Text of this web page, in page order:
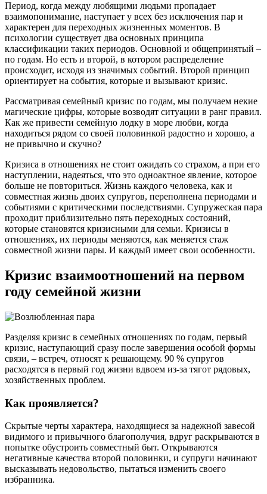
Период, когда между любящими людьми пропадает
взаимопонимание, наступает у всех без исключения пар и
характерен для переходных жизненных моментов. В
психологии существует два основных принципа
классификации таких периодов. Основной и общепринятый –
по годам. Но есть и второй, в котором распределение
происходит, исходя из значимых событий. Второй принцип
ориентирует на события, которые и вызывают кризис.
Рассматривая семейный кризис по годам, мы получаем некие
магические цифры, которые возводят ситуации в ранг правил.
Как же привести семейную лодку в море любви, когда
находиться рядом со своей половинкой радостно и хорошо, а
не привычно и скучно?
Кризиса в отношениях не стоит ожидать со страхом, а при его
наступлении, надеяться, что это одноактное явление, которое
больше не повториться. Жизнь каждого человека, как и
совместная жизнь двоих супругов, переполнена периодами и
событиями с критическими последствиями. Супружеская пара
проходит приблизительно пять переходных состояний,
которые становятся кризисными для семьи. Кризисы в
отношениях, их периоды меняются, как меняется стаж
совместной жизни пары. И каждый имеет свои особенности.
Кризис взаимоотношений на первом
году семейной жизни
Разделяя кризис в семейных отношениях по годам, первый
кризис, наступающий сразу после завершения особой формы
связи, – встреч, относят к решающему. 90 % супругов
расходятся в первый год жизни вдвоем из-за тягот рядовых,
хозяйственных проблем.
Как проявляется?
Скрытые черты характера, находящиеся за надежной завесой
видимого и привычного благополучия, вдруг раскрываются в
попытке обустроить совместный быт. Открываются
негативные качества второй половинки, и супруги начинают
высказывать недовольство, пытаться изменить своего
избранника.